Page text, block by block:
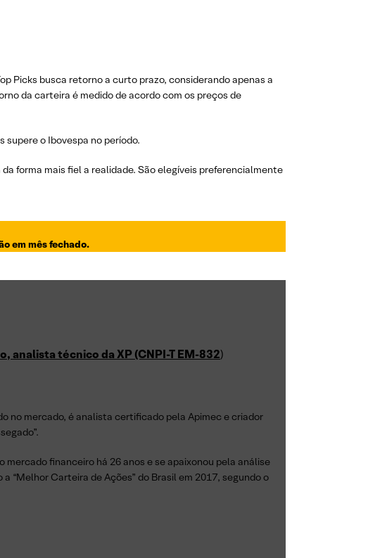
Picks busca retorno a curto prazo, considerando apenas a
da carteira é medido de acordo com os preços de
supere o Ibovespa no período.
forma mais fiel a realidade. São elegíveis preferencialmente
em mês fechado.
analista técnico da XP (CNPI-T EM-832)
no mercado, é analista certificado pela Apimec e criador
mercado financeiro há 26 anos e se apaixonou pela análise
“Melhor Carteira de Ações” do Brasil em 2017, segundo o